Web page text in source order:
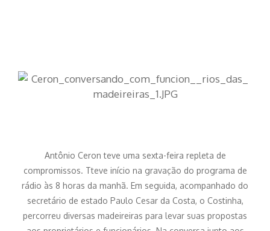
Antônio Ceron teve uma sexta-feira repleta de
compromissos. Tteve início na gravação do programa de
rádio às 8 horas da manhã. Em seguida, acompanhado do
secretário de estado Paulo Cesar da Costa, o Costinha,
percorreu diversas madeireiras para levar suas propostas